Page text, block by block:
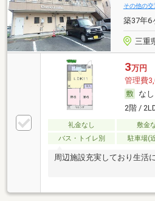
その他の交
築37年6
三重
3万円
管理費
なし
2階 /
礼金なし 敷金
バス・トイレ別
駐車場(
周辺施設充実しており生活